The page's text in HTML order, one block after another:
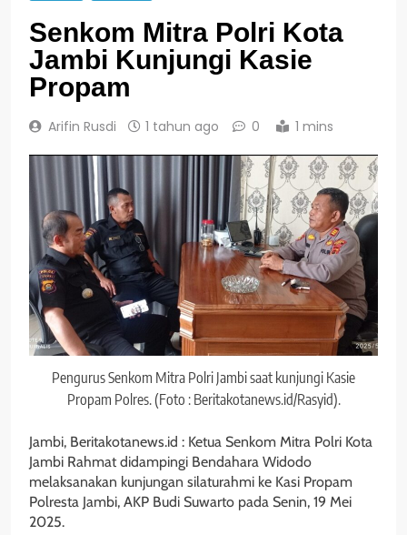
Senkom Mitra Polri Kota
Jambi Kunjungi Kasie
Propam
Arifin Rusdi 1 tahun ago 0 1 mins
Pengurus Senkom Mitra Polri Jambi saat kunjungi Kasie
Propam Polres. (Foto : Beritakotanews.id/Rasyid).
Jambi, Beritakotanews.id : Ketua Senkom Mitra Polri Kota
Jambi Rahmat didampingi Bendahara Widodo
melaksanakan kunjungan silaturahmi ke Kasi Propam
Polresta Jambi, AKP Budi Suwarto pada Senin, 19 Mei
2025.